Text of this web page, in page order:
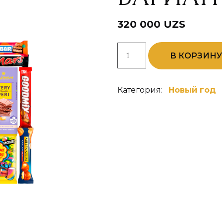
320 000 UZS
Количество
товара
В КОРЗИНУ
Категория: Новый год